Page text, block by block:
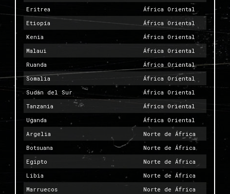
Eritrea
África Oriental
Etiopía
África Oriental
Kenia
África Oriental
Malaui
África Oriental
Ruanda
África Oriental
Somalia
África Oriental
Sudán del Sur
África Oriental
Tanzania
África Oriental
Uganda
África Oriental
Argelia
Norte de África
Botsuana
Norte de África
Egipto
Norte de África
Libia
Norte de África
Marruecos
Norte de África